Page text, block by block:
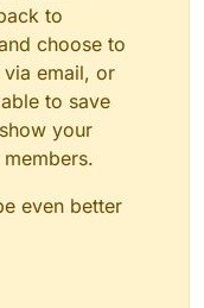
to
choose to
email, or
to save
your
even better